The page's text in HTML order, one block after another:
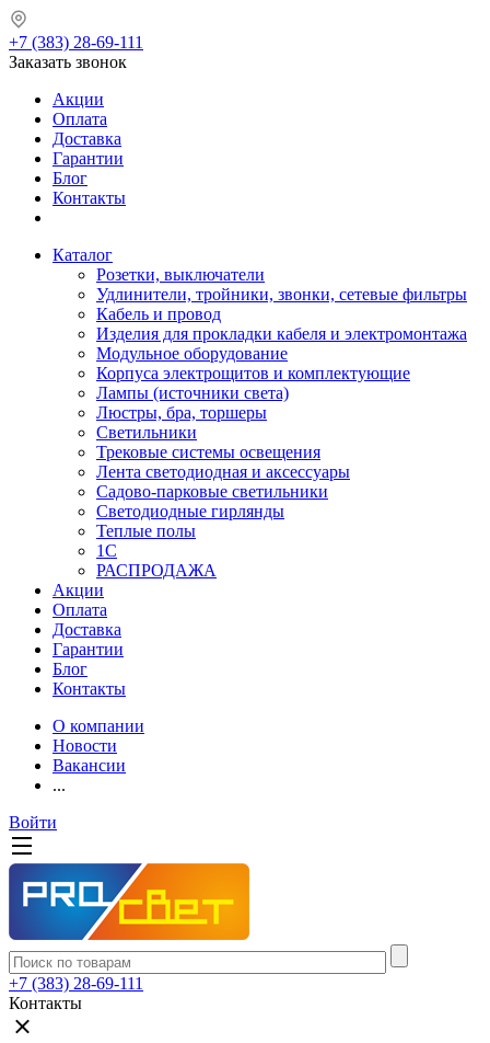
+7 (383) 28-69-111
Заказать звонок
Акции
Оплата
Доставка
Гарантии
Блог
Контакты
Каталог
Розетки, выключатели
Удлинители, тройники, звонки, сетевые фильтры
Кабель и провод
Изделия для прокладки кабеля и электромонтажа
Модульное оборудование
Корпуса электрощитов и комплектующие
Лампы (источники света)
Люстры, бра, торшеры
Светильники
Трековые системы освещения
Лента светодиодная и аксессуары
Садово-парковые светильники
Светодиодные гирлянды
Теплые полы
1С
РАСПРОДАЖА
Акции
Оплата
Доставка
Гарантии
Блог
Контакты
О компании
Новости
Вакансии
...
Войти
+7 (383) 28-69-111
Контакты